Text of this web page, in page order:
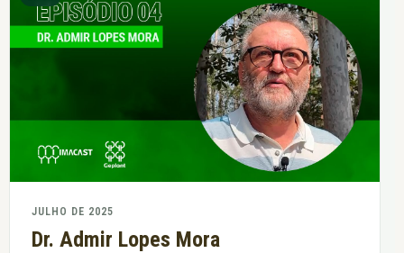
trabalhos que realizou Brasil afora e alguns
“perrengues” que já enfrentou em suas andanças.
JULHO DE 2025
Dr. Admir Lopes Mora